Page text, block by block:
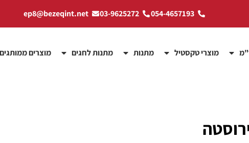
054-4657193
03-9625272
ep8@bezeqint.net
מוצרי טקסטיל מתנות מתנות לחגים מוצרים